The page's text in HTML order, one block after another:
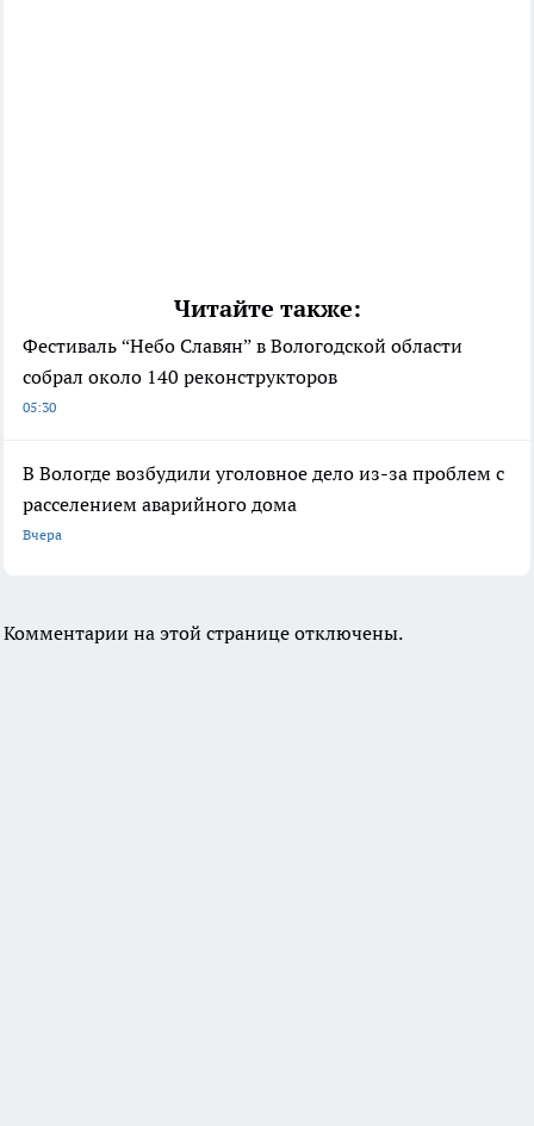
Читайте также:
Фестиваль “Небо Славян” в Вологодской области
собрал около 140 реконструкторов
05:30
В Вологде возбудили уголовное дело из-за проблем с
расселением аварийного дома
Вчера
Комментарии на этой странице отключены.